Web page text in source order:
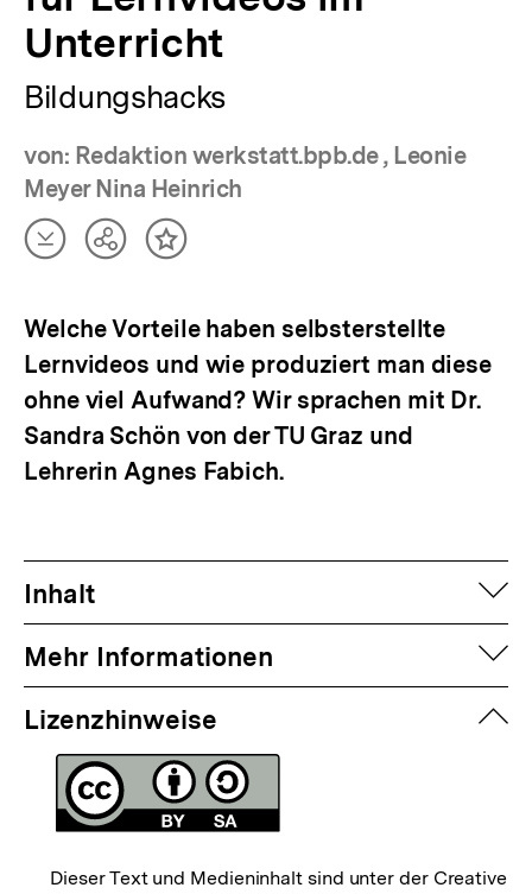
Unterricht
Bildungshacks
von: Redaktion werkstatt.bpb.de , Leonie
Meyer Nina Heinrich
Artikel
herunterladen
TeilenInhalt
Welche Vorteile haben selbsterstellte
Lernvideos und wie produziert man diese
ohne viel Aufwand? Wir sprachen mit Dr.
Sandra Schön von der TU Graz und
Lehrerin Agnes Fabich.
Inhalt
Mehr Informationen
Lizenzhinweise
Dieser Text und Medieninhalt sind unter der Creative